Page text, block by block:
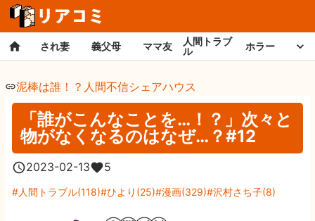
され妻 義父母 ママ友
人間トラブ
ル
ホラー
泥棒は誰！？人間不信シェアハウス
「誰がこんなことを…！？」次々と
物がなくなるのはなぜ…？#12
2023-02-13 5
人間トラブル(118) ひより (25) 漫画(329) 沢村さち子(8)